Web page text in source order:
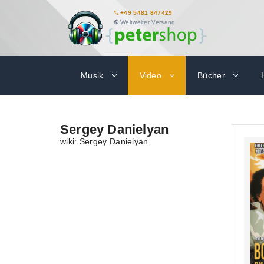
+49 5481 847429
Weltweiter Versand
Musik Video Bücher
Sergey Danielyan
wiki: Sergey Danielyan